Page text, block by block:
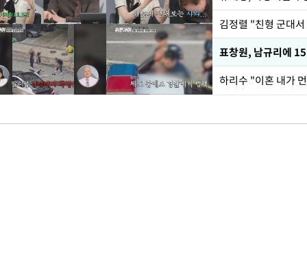
김정렬 "친형 군대
하리수 "이혼 내가